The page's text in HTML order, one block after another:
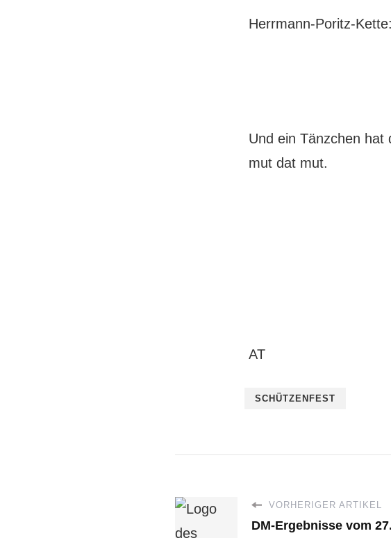
Herrmann-Poritz-
Und ein Tänzchen hat
mut dat mut.
AT
SCHÜTZENFEST
VORHERIGER ARTIKEL
DM-Ergebnisse vom